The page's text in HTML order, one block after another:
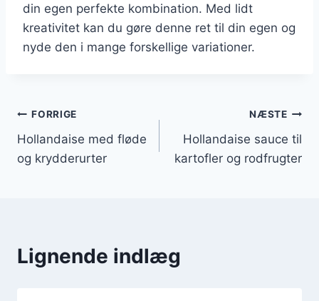
din egen perfekte kombination. Med lidt
kreativitet kan du gøre denne ret til din egen og
nyde den i mange forskellige variationer.
Indlægsnavigation
FORRIGE
Hollandaise med fløde
og krydderurter
NÆSTE
Hollandaise sauce til
kartofler og rodfrugter
Lignende indlæg